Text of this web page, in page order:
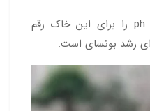
این مواد در کنار یکدیگر ph 5.8 را برای این خاک رقم
رشد بونسای است.